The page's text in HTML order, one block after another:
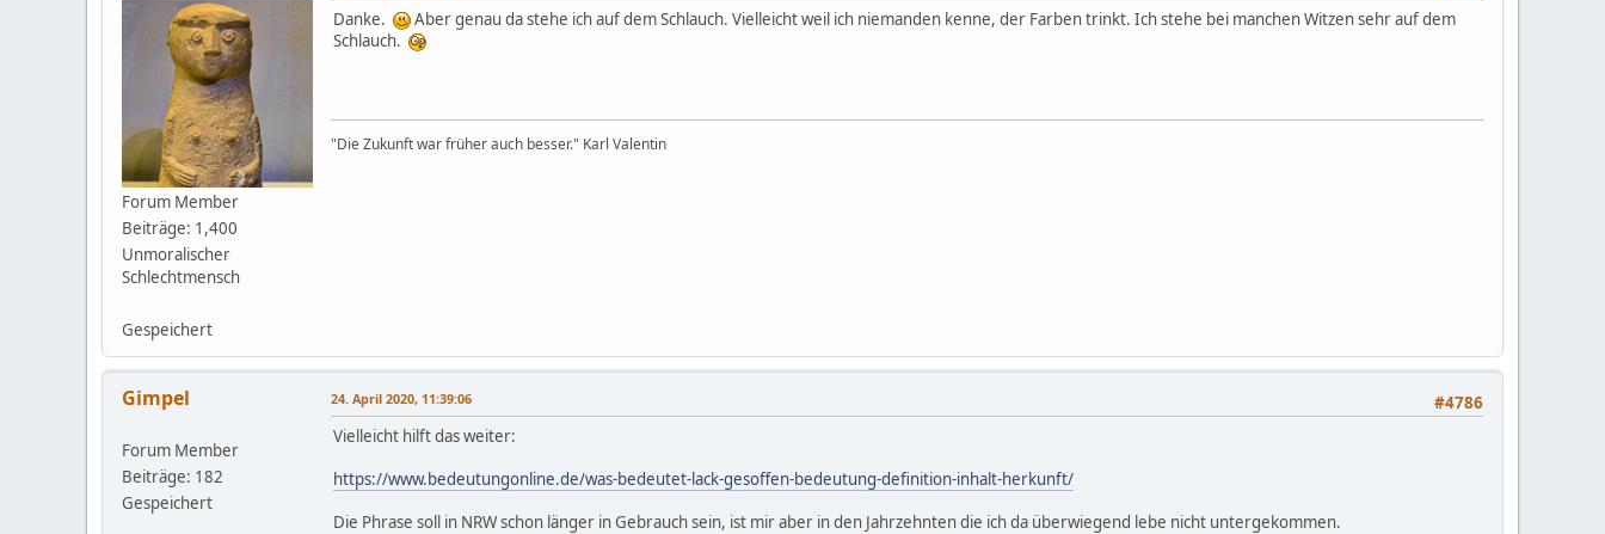
Forum Member
Beiträge: 1,400
Unmoralischer
Schlechtmensch
Gespeichert
Danke.
Aber genau da stehe ich auf dem Schlauch. Vielleicht weil ich niemanden kenne, der Farben trinkt. Ich stehe bei manchen Witzen sehr auf dem
Schlauch.
"Die Zukunft war früher auch besser." Karl Valentin
Gimpel
Forum Member
Beiträge: 182
Gespeichert
#4786
24. April 2020, 11:39:06
Vielleicht hilft das weiter:
https://www.bedeutungonline.de/was-bedeutet-lack-gesoffen-bedeutung-definition-inhalt-herkunft/
Die Phrase soll in NRW schon länger in Gebrauch sein, ist mir aber in den Jahrzehnten die ich da überwiegend lebe nicht untergekommen.